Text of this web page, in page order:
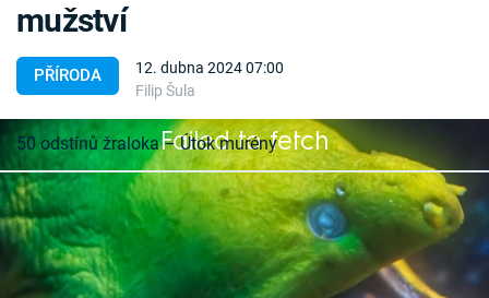
Témata
Témata
Pořady
TV Program
Časopis
PŘÍRODA
12. dubna 2024 07:00
Filip Šula
mužství
Failed to fetch
50 odstínů žraloka – Útok murény
Ne všichni mořští predátoři proplouvají
hlubinami, někteří se schovávají mezi korály. Pro
murény je to ideální skrýš, z níž se mohou vrhnout